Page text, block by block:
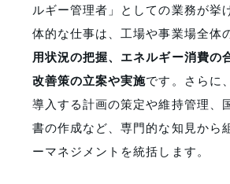
ルギー管理者」としての業務が挙
体的な仕事は、工場や事業場全体
用状況の把握、エネルギー消費の
改善策の立案や実施です。さらに
導入する計画の策定や維持管理、
書の作成など、専門的な知見から
ーマネジメントを統括します。